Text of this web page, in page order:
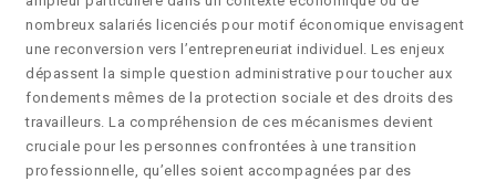
nombreux salariés licenciés pour motif économique envisagent
une reconversion vers l’entrepreneuriat individuel. Les enjeux
dépassent la simple question administrative pour toucher aux
fondements mêmes de la protection sociale et des droits des
travailleurs. La compréhension de ces mécanismes devient
cruciale pour les personnes confrontées à une transition
professionnelle, qu’elles soient accompagnées par des